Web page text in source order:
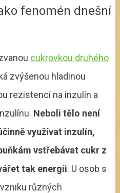
fenomén dnešní
cukrovkou druhého
zvýšenou hladinou
rezistencí na inzulín a
Neboli tělo není
využívat inzulín,
vstřebávat cukr z
tak energii. U osob s
různých